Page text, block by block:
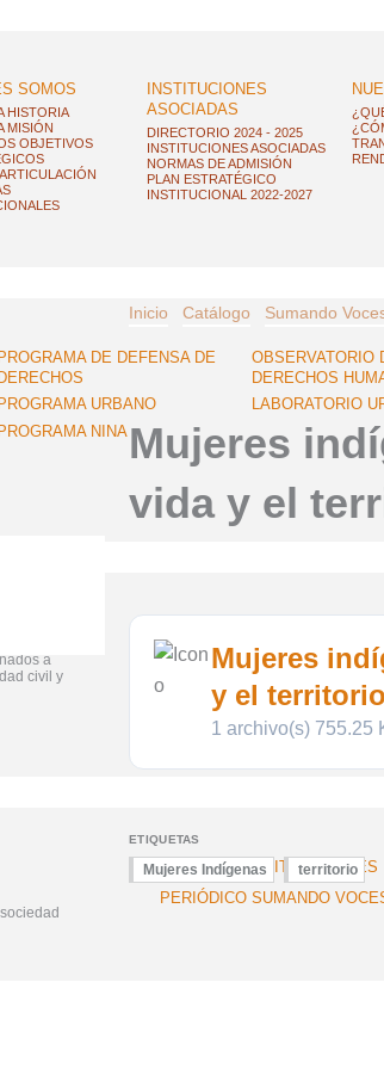
SOMOS
HISTORIA
MISIÓN
OBJETIVOS
INSTITUCIONES
ASOCIADAS
DIRECTORIO 2024 - 2025
INSTITUCIONES ASOCIADAS
NORMAS DE ADMISIÓN
PLAN ESTRATÉGICO
INSTITUCIONAL 2022-2027
DE DEFENSA DE
PROGRAMA URBANO
PROGRAMA NINA
OBSERVATORIO
DERECHOS
LABORATORIO
a
civil y
FONDO DE
SOCIEDAD CIVIL
NOTICIAS INSTITUCIONALES
PERIÓDICO SUMANDO
Inicio Catálogo Sumando
Mujeres
vida y el
Mujeres
y el territorio
1 archivo(s) 755.25
ETIQUETAS
Mujeres Indígenas territorio